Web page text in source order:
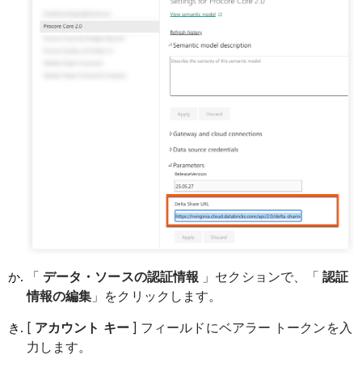
「 データ・ソースの認証情報 」セクションで、「認証
情報の編集 」をクリックします。
[ アカウント キー] フィールドにベアラー トークンを入
力します。